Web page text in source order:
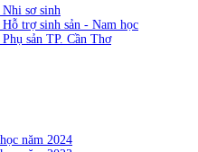
sơ sinh
trợ sinh sản - Nam học
sản TP. Cần Thơ
năm 2024